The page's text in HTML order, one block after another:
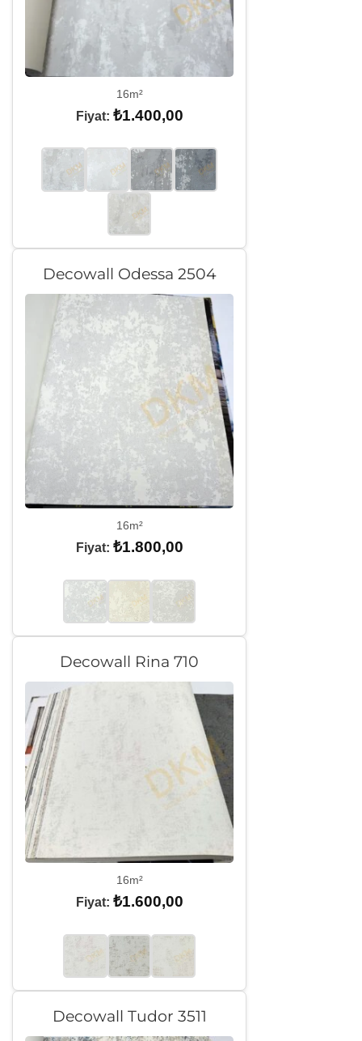
16m²
Fiyat: ₺1.400,00
Decowall Odessa 2504
16m²
Fiyat: ₺1.800,00
Decowall Rina 710
16m²
Fiyat: ₺1.600,00
Decowall Tudor 3511